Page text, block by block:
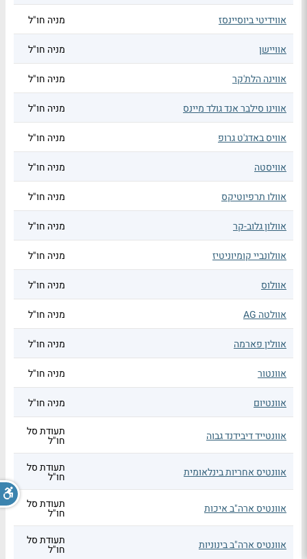
אווידיטי ביוסיינסז מניה חו"ל
אוויישן מניה חו"ל
אווינה הלת'קר מניה חו"ל
אווינו סילבר אנד גולד מיינס מניה חו"ל
אוויס באדג'ט גרופ מניה חו"ל
אוויסטה מניה חו"ל
אוולו תרפיוטיקס מניה חו"ל
אוולון גלוב-קר מניה חו"ל
אוולונביי קומיוניטיז מניה חו"ל
אוולוס מניה חו"ל
אוולטה AG מניה חו"ל
אוולין פארמה מניה חו"ל
אוונטור מניה חו"ל
אוונטיום מניה חו"ל
אוונטייד דיבידנד גבוה תעודת סל
חו"ל
אוונטיס אחריות בינלאומית תעודת סל
חו"ל
אוונטיס ארה"ב איכות תעודת סל
חו"ל
אוונטיס ארה"ב בינוניות תעודת סל
חו"ל